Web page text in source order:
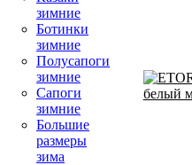
зимние
Ботинки
зимние
Полусапоги
зимние
Сапоги
зимние
Большие
размеры
зима